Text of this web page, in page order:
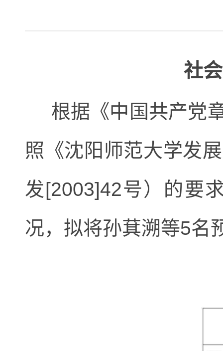
社
根据《中国共产党
照《沈阳师范大学发
发[2003]42号）的要
况，拟将孙萁溯等5名